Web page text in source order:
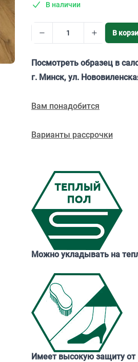
В наличии
В
Посмотреть образец в
г. Минск, ул.
Вам понадобится
Варианты рассрочки
Можно укладывать на
Имеет высокую защиту от